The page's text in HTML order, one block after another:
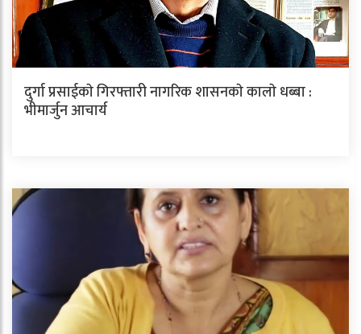
दुर्गा प्रसाईकाे गिरफ्तारी नागरिक शासनकाे कालाे धब्बा :
भीमार्जुन आचार्य